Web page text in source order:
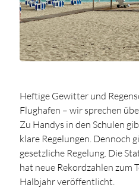
Heftige Gewitter und
Flughafen – wir sprechen
Zu Handys in den Schulen
klare Regelungen. Dennoch
gesetzliche Regelung. Die
hat neue Rekordzahlen zum
Halbjahr veröffentlicht.